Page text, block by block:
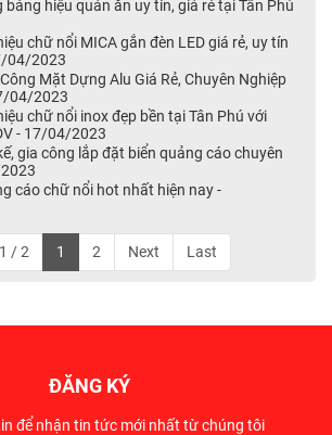
bảng hiệu quán ăn uy tín, giá rẻ tại Tân Phú
chữ nổi MICA gắn đèn LED giá rẻ, uy tín
04/2023
Mặt Dựng Alu Giá Rẻ, Chuyên Nghiệp
04/2023
chữ nổi inox đẹp bền tại Tân Phú với
- 17/04/2023
gia công lắp đặt biển quảng cáo chuyên
cáo chữ nổi hot nhất hiện nay -
/ 2 1 2 Next Last
ĐĂNG KÝ
để nhận tin tức mới nhất từ chúng tôi